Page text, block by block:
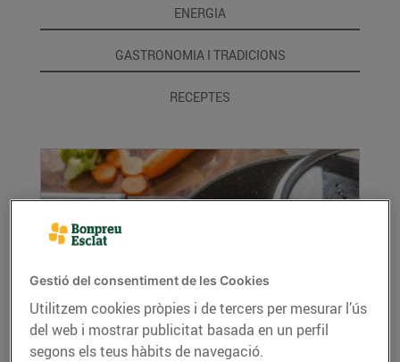
ENERGIA
GASTRONOMIA I TRADICIONS
RECEPTES
Cuina al vapor, saludable i nutritiva
11/de novembre/2021
Gestió del consentiment de les Cookies
Utilitzem cookies pròpies i de tercers per mesurar l’ús
del web i mostrar publicitat basada en un perfil
segons els teus hàbits de navegació.